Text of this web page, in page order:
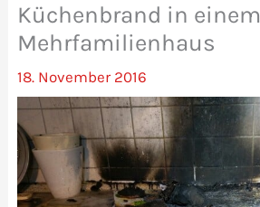
Küchenbrand in einem
Mehrfamilienhaus
18. November 2016